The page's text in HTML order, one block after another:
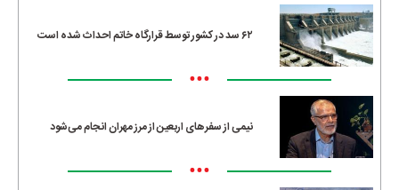
۶۲ سد در کشور توسط قرارگاه خاتم احداث شده است
•••
نیمی از سفرهای اربعین از مرز مهران انجام می‌شود
•••